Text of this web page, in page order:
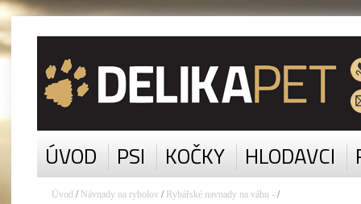
ÚVOD PSI KOČKY HLODAVCI
Úvod / Návnady na rybolov/ Rybářské navnady na váhu - /